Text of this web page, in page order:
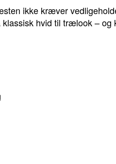
ikke kræver
hvid til trælook – og